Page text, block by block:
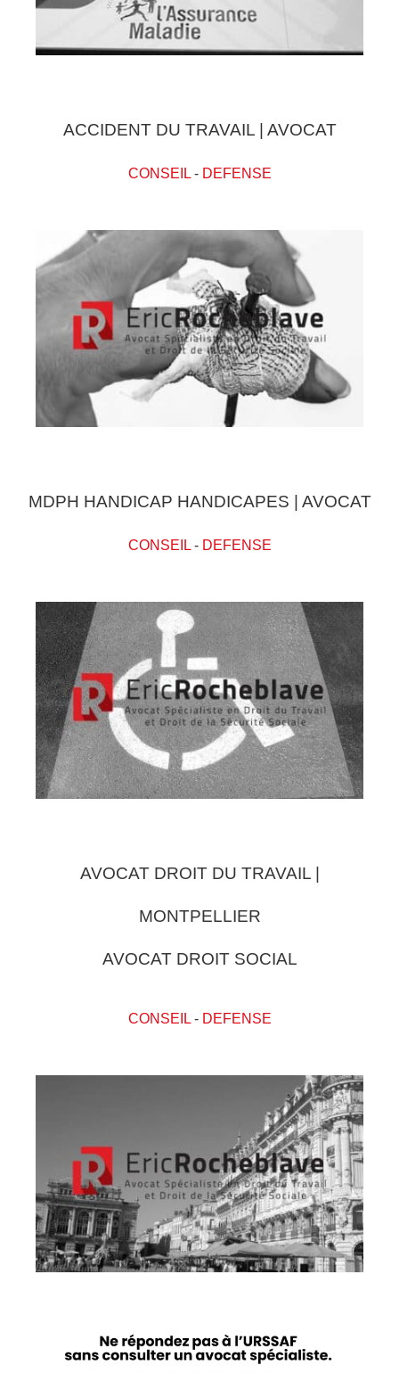
ACCIDENT DU TRAVAIL | AVOCAT
CONSEIL- DEFENSE
MDPH HANDICAP HANDICAPES | AVOCAT
CONSEIL- DEFENSE
AVOCAT DROIT DU TRAVAIL |
MONTPELLIER
AVOCAT DROIT SOCIAL
CONSEIL- DEFENSE